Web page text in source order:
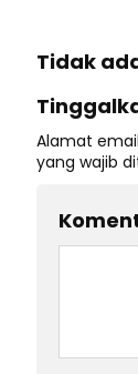
Tidak
Alamat
yang wajib